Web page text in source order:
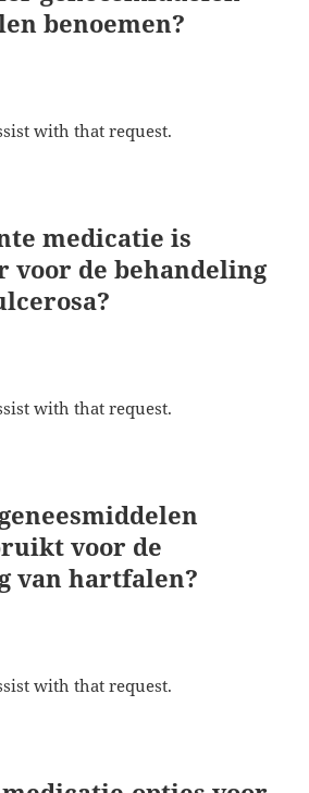
benoemen?
with that request.
medicatie is
voor de behandeling
with that request.
voor de
van hartfalen?
with that request.